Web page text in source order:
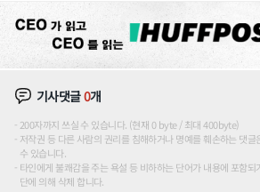
기사댓글0개
200자까지 쓰실 수 있습니다. (현재 0 byte / 최대 400byte)
저작권 등 다른 사람의 권리를 침해하거나 명예를 훼손하는 댓
수 있습니다.
타인에게 불쾌감을 주는 욕설 등 비하하는 단어가 내용에 포함
단에 의해 삭제 합니다.